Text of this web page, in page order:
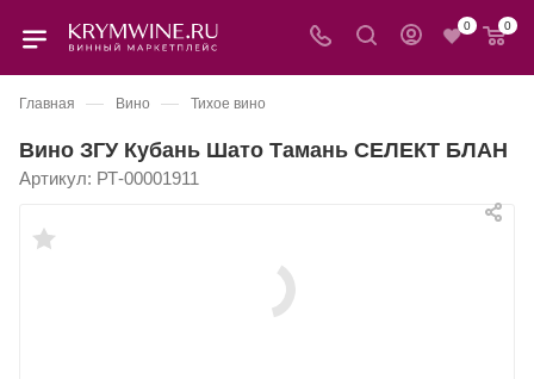
0 0
Главная — Вино — Тихое вино
Вино ЗГУ Кубань Шато Тамань СЕЛЕКТ БЛАН
Артикул: РТ-00001911